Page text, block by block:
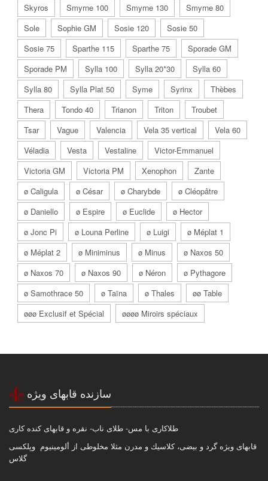
Skyros
Smyrne 100 Smyrne 130
Smyrne 80
Sole
Sophie GM Sosie 120
Sosie 50
Sosie 75
Sparthe 115 Sparthe 75
Sporade GM
Sporade PM
Sylla 100 Sylla 20*30
Sylla 60
Sylla 80
Sylla Plat 50 Syme Syrinx
Thèbes
Thera
Tondo 40 Trianon Triton
Troubet
Tsar
Vague Valencia Vela 35 vertical
Vela 60
Véladia
Vesta Vestaline
Victor-Emmanuel
Victoria GM
Victoria PM Xenophon
Zante
ø Caligula
ø César ø Charybde
ø Cléopâtre
ø Daniello
ø Espire ø Euclide
ø Hector
ø Jonc Pi
ø Louna Perline ø Luigi
ø Méplat 1
ø Méplat 2
ø Miniminus ø Minus
ø Naxos 50
ø Naxos 70
ø Naxos 90 ø Néron
ø Pythagore
ø Samothrace 50
ø Taïna ø Thales
øø Table
øøø Exclusif et Spécial
øøøø Miroirs spéciaux
سازنده قابهاى ويژه
طلاكارى با مس- طلاى ناب- نقره و قابهاى كنده كارى
قابهاى ويژه گرد و بيضى، كلاسيك و مدرن مثلا مخلوطى از ألومينيوم وپلكسى
گلاس